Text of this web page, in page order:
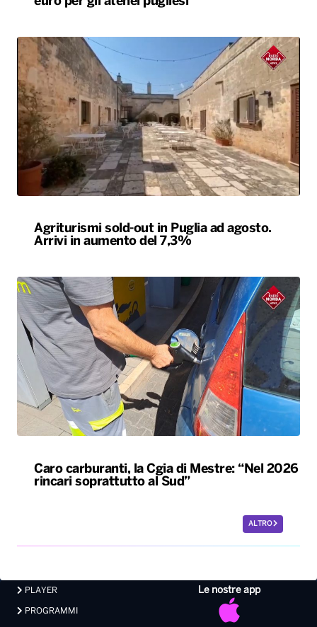
Agriturismi sold-out in Puglia ad agosto.
Arrivi in aumento del 7,3%
Caro carburanti, la Cgia di Mestre: “Nel 2026
rincari soprattutto al Sud”
ALTRO
Le nostre app
PLAYER
PROGRAMMI